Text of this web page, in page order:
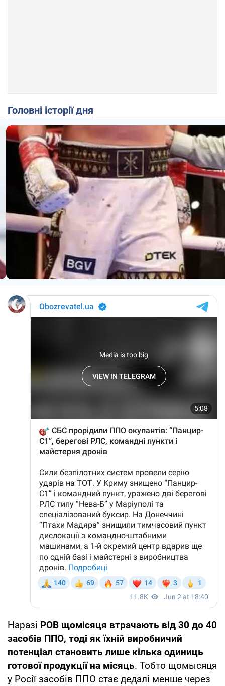
Головні історії дня
Наразі РОВ щомісяця втрачають від 30 до 40
засобів ППО, тоді як їхній виробничий
потенціал становить лише кілька одиниць
готової продукції на місяць. Тобто щомысяця
у Росії засобів ППО стає дедалі менше через